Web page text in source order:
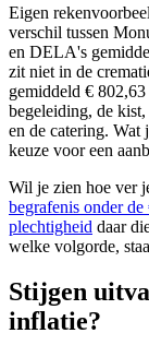
Eigen
verschil tussen
en DELA's
zit niet in de
gemiddeld €
begeleiding, de
en de catering. Wat
keuze voor een
Wil je zien hoe ver
begrafenis onder de
plechtigheid daar
welke volgorde,
Stijgen
inflatie?